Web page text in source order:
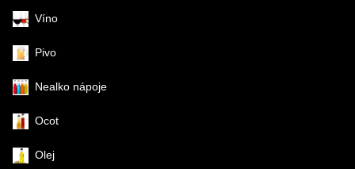
Víno
Pivo
Nealko nápoje
Ocot
Olej